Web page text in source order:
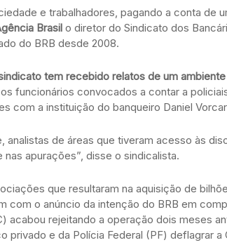
e trabalhadores, pagando a conta de
Brasil o diretor do Sindicato dos
do BRB desde 2008.
tem recebido relatos de um
funcionários convocados a contar a
com a instituição do banqueiro Daniel
analistas de áreas que tiveram acesso às
nas apurações”, disse o sindicalista.
que resultaram na aquisição de
com o anúncio da intenção do BRB em
acabou rejeitando a operação dois meses
privado e da Polícia Federal (PF) deflagrar